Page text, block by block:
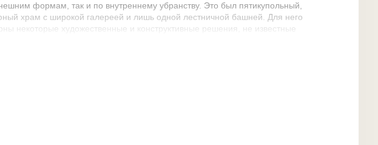
формам, так и по внутреннему убранству. Это был пятикупольный,
храм с широкой галереей и лишь одной лестничной башней. Для него
некоторые художественные и конструктивные решения, не известные